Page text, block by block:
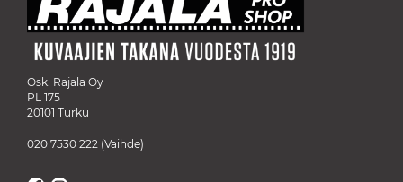
Osk. Rajala Oy
PL 175
20101 Turku
020 7530 222 (Vaihde)